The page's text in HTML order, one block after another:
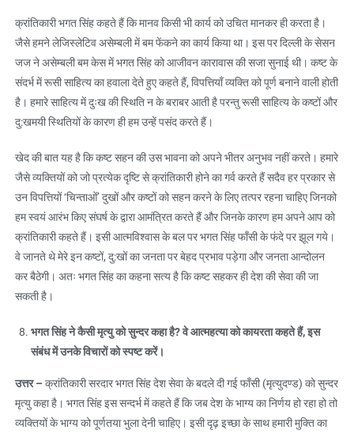
क्रांतिकारी भगत सिंह कहते हैं कि मानव किसी भी कार्य को उचित मानकर ही करता है।
जैसे हमने लेजिस्लेटिव असेम्बली में बम फेंकने का कार्य किया था। इस पर दिल्ली के सेसन
जज ने असेम्बली बम केस में भगत सिंह को आजीवन कारावास की सजा सुनाई थी। कष्ट के
संदर्भ में रूसी साहित्य का हवाला देते हुए कहते हैं, विपत्तियाँ व्यक्ति को पूर्ण बनाने वाली होती
है। हमारे साहित्य में दुःख की स्थिति न के बराबर आती है परन्तु रूसी साहित्य के कष्टों और
दु:खमयी स्थितियों के कारण ही हम उन्हें पसंद करते हैं।
खेद की बात यह है कि कष्ट सहन की उस भावना को अपने भीतर अनुभव नहीं करते। हमारे
जैसे व्यक्तियों को जो प्रत्येक दृष्टि से क्रांतिकारी होने का गर्व करते हैं सदैव हर प्रकार से
उन विपत्तियों ‘चिन्ताओं’ दुखों और कष्टों को सहन करने के लिए तत्पर रहना चाहिए जिनको
हम स्वयं आरंभ किए संघर्ष के द्वारा आमंत्रित करते हैं और जिनके कारण हम अपने आप को
क्रांतिकारी कहते हैं। इसी आत्मविश्वास के बल पर भगत सिंह फाँसी के फंदे पर झूल गये।
वे जानते थे मेरे इन कष्टों, दु:खों का जनता पर बेहद प्रभाव पड़ेगा और जनता आन्दोलन
कर बैठेगी। अतः भगत सिंह का कहना सत्य है कि कष्ट सहकर ही देश की सेवा की जा
सकती है।
भगत सिंह ने कैसी मृत्यु को सुन्दर कहा है?वे आत्महत्या को कायरता कहते हैं,इस
संबंध में उनके विचारों को स्पष्ट करें।
उत्तर – क्रांतिकारी सरदार भगत सिंह देश सेवा के बदले दी गई फाँसी (मृत्युदण्ड) को सुन्दर
मृत्यु कहा है। भगत सिंह इस सन्दर्भ में कहते हैं कि जब देश के भाग्य का निर्णय हो रहा हो तो
व्यक्तियों के भाग्य को पूर्णतया भुला देनी चाहिए। इसी दृढ़ इच्छा के साथ हमारी मुक्ति का